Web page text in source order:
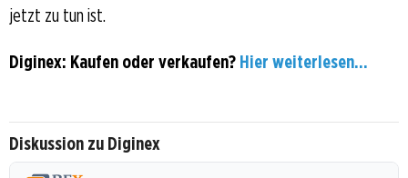
jetzt zu tun ist.
Diginex: Kaufen oder verkaufen? Hier weiterlesen...
Diskussion zu Diginex